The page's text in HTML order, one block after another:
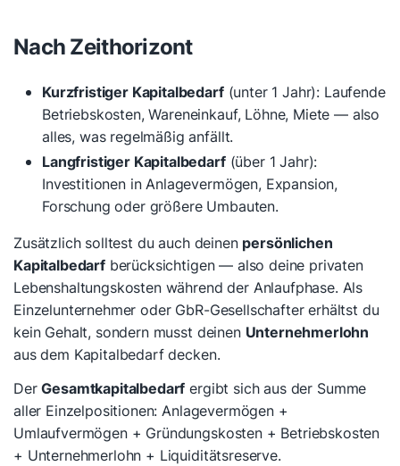
Nach Zeithorizont
Kurzfristiger Kapitalbedarf(unter 1 Jahr): Laufende
Betriebskosten, Wareneinkauf, Löhne, Miete — also
alles, was regelmäßig anfällt.
Langfristiger Kapitalbedarf(über 1 Jahr):
Investitionen in Anlagevermögen, Expansion,
Forschung oder größere Umbauten.
Zusätzlich solltest du auch deinen persönlichen
Kapitalbedarfberücksichtigen — also deine privaten
Lebenshaltungskosten während der Anlaufphase. Als
Einzelunternehmer oder GbR-Gesellschafter erhältst du
kein Gehalt, sondern musst deinen Unternehmerlohn
aus dem Kapitalbedarf decken.
DerGesamtkapitalbedarf ergibt sich aus der Summe
aller Einzelpositionen: Anlagevermögen +
Umlaufvermögen + Gründungskosten + Betriebskosten
+ Unternehmerlohn + Liquiditätsreserve.